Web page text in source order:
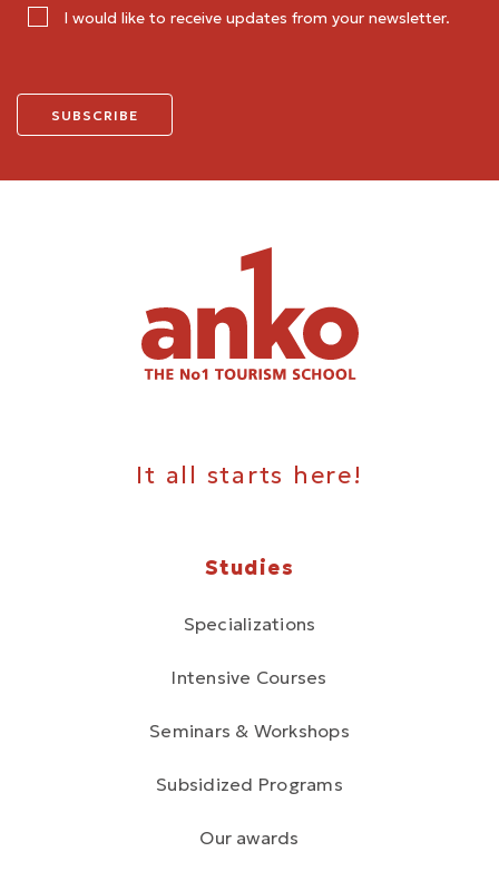
I would like to receive updates from your newsletter.
It all starts here!
Studies
Specializations
Intensive Courses
Seminars & Workshops
Subsidized Programs
Our awards